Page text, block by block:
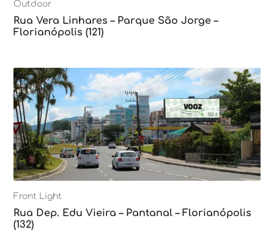
Outdoor
Rua Vera Linhares – Parque São Jorge –
Florianópolis (121)
Front Light
Rua Dep. Edu Vieira – Pantanal – Florianópolis
(132)